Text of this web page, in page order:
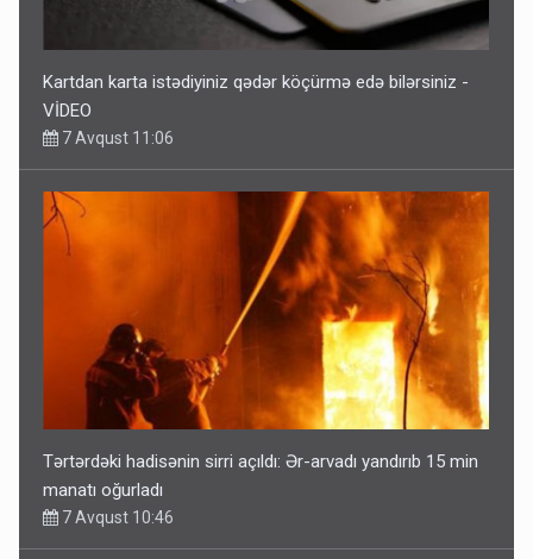
Kartdan karta istədiyiniz qədər köçürmə edə bilərsiniz -
VİDEO
7 Avqust 11:06
Tərtərdəki hadisənin sirri açıldı: Ər-arvadı yandırıb 15 min
manatı oğurladı
7 Avqust 10:46